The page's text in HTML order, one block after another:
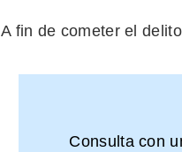
A fin de cometer el
Consulta con